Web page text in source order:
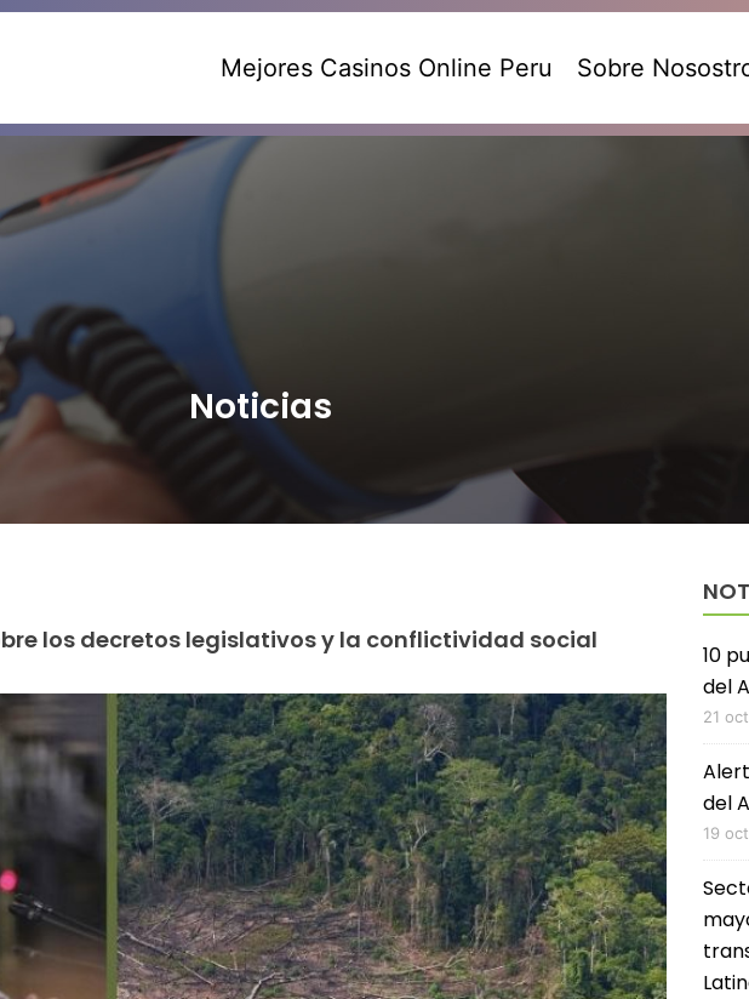
Mejores Casinos Online Peru Sobre
Noticias
los decretos legislativos y la conflictividad social
10
del
21
del
19